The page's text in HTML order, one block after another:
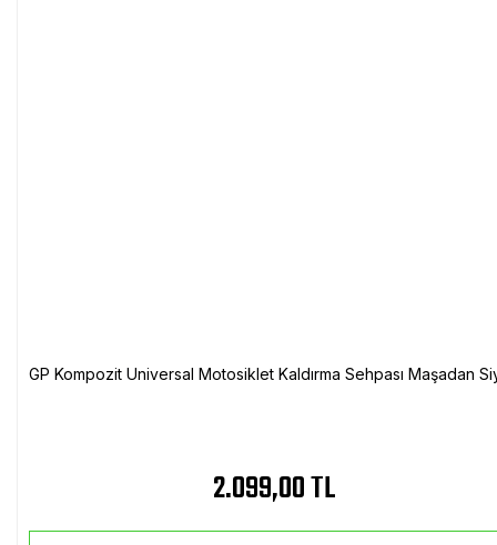
GP Kompozit Universal Motosiklet Kaldırma Sehpası Maşadan
2.099,00 TL